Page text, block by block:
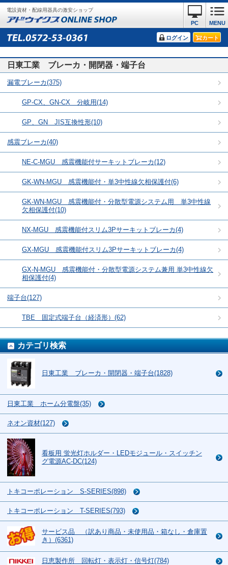
電設資材・配線用器具の激安ショップ
MENU
PC
ログイン カート
日東工業 ブレーカ・開閉器・端子台
漏電ブレーカ(375)
GP-CX、GN-CX 分岐用(14)
GP、GN JIS互換性形(10)
感震ブレーカ(40)
NE-C-MGU 感震機能付サーキットブレーカ(12)
GK-WN-MGU 感震機能付・単3中性線欠相保護付(6)
GK-WN-MGU 感震機能付・分散型電源システム用 単3中性線
欠相保護付(10)
NX-MGU 感震機能付スリム3Pサーキットブレーカ(4)
GX-MGU 感震機能付スリム3Pサーキットブレーカ(4)
GX-N-MGU 感震機能付・分散型電源システム兼用 単3中性線欠
相保護付(4)
端子台(127)
TBE 固定式端子台（経済形）(62)
カテゴリ検索
日東工業 ブレーカ・開閉器・端子台(1828)
日東工業 ホーム分電盤(35)
ネオン資材(127)
看板用 蛍光灯ホルダー・LEDモジュール・スイッチン
グ電源AC-DC(124)
トキコーポレーション S-SERIES(898)
トキコーポレーション T-SERIES(793)
サービス品 （訳あり商品・未使用品・箱なし・倉庫置
き）(6361)
日恵製作所 回転灯・表示灯・信号灯(784)